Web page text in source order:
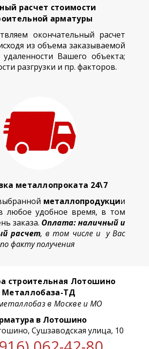
расчет стоимости
арматуры
окончательный расчет
из объема заказываемой
удаленности Вашего объекта;
разгрузки и пр. факторов.
металлопроката 24\7
металлопродукции
любое удобное время, в том
заказа. Оплата: наличный и
расчет, в том числе и у Вас
факту получения
строительная Лотошино
Металлобаза-ТД
в Москве и МО
в Лотошино
Сушзаводская улица, 10